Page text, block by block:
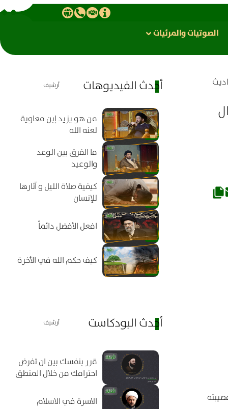
الصوتیات والمرئیات
أحدث الفيديوهات أرشيف
من هو يزيد إبن معاوية
لعنه الله
ما الفرق بين الوعد
والوعيد
كيفية صلاة الليل و آثارها
للإنسان
افعل الأفضل دائماً
كيف حكم الله في الأخرة
أحدث البودكاست أرشيف
قرر بنفسك بين ان تفرض
احترامك من خلال المنطق
الاسرة في الاسلام